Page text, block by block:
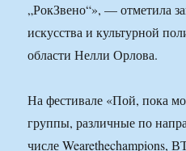
„РокЗвено“», — отметила
искусства и культурной
области Нелли Орлова.
На фестивале «Пой, пока
группы, различные по
числе Wearethechampions,